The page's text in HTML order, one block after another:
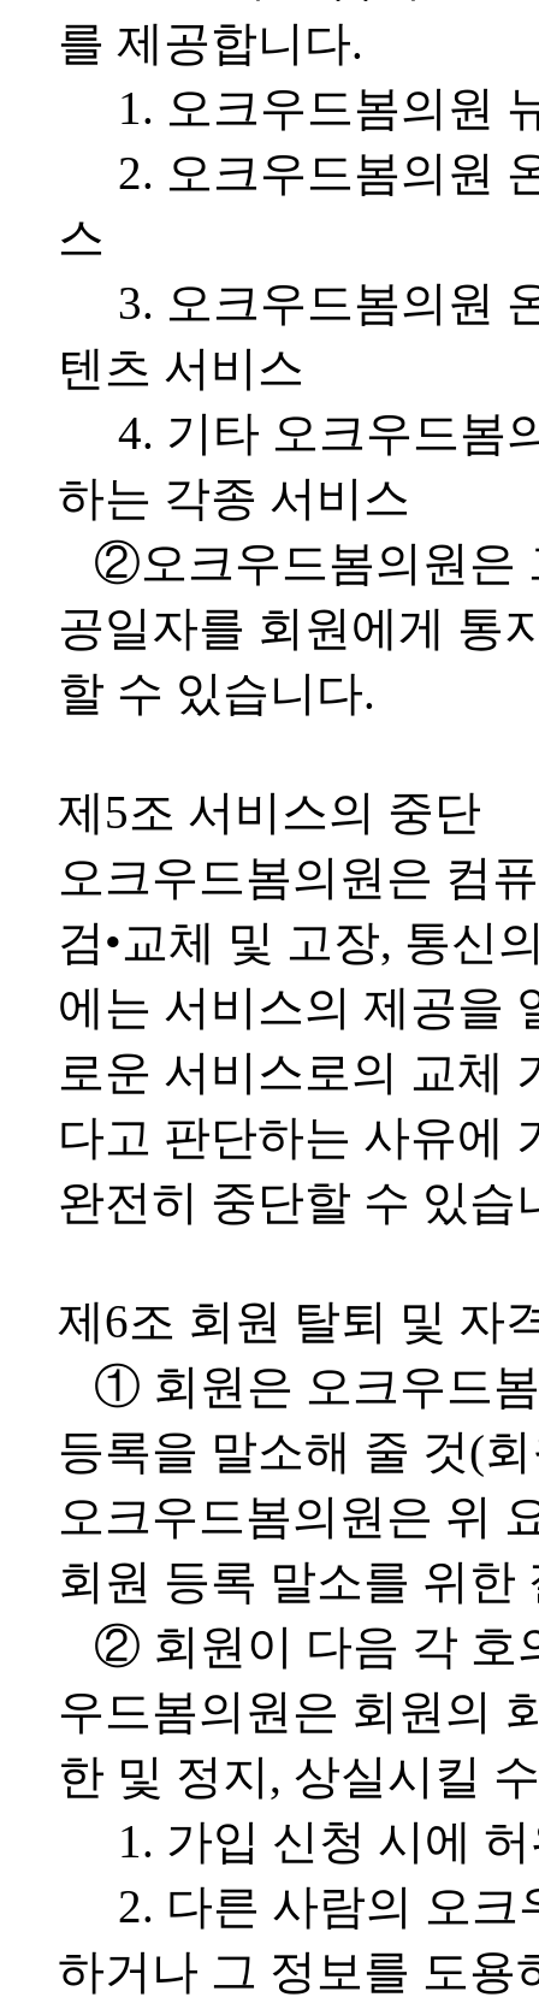
를 제공합니다.
1. 오크우드봄의원
2. 오크우드봄의원
스
3. 오크우드봄의원
텐츠 서비스
4. 기타 오크우드봄
하는 각종 서비스
②오크우드봄의원은
공일자를 회원에게 통
할 수 있습니다.
제5조 서비스의 중단
오크우드봄의원은 컴
검•교체 및 고장, 통신
에는 서비스의 제공을
로운 서비스로의 교체
다고 판단하는 사유에
완전히 중단할 수 있습
제6조 회원 탈퇴 및 자
① 회원은 오크우드
등록을 말소해 줄 것(
오크우드봄의원은 위
회원 등록 말소를 위한
② 회원이 다음 각 호
우드봄의원은 회원의
한 및 정지, 상실시킬
1. 가입 신청 시에
2. 다른 사람의 오
하거나 그 정보를 도용